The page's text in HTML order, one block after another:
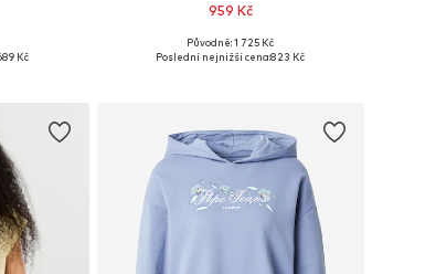
L, XL
Kč
959 Kč
Dostupné velikosti: M, L
Původně: 1 725 Kč
Poslední nejnižší cena:823 Kč